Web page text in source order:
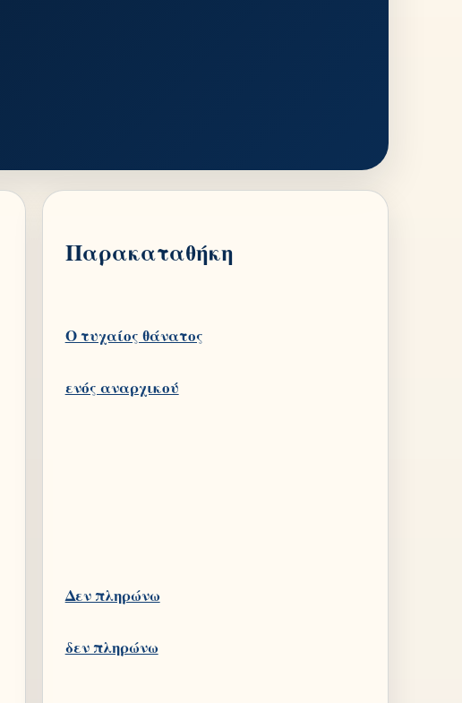
Παρακαταθήκη
Ο τυχαίος θάνατος
Δεν πληρώνω